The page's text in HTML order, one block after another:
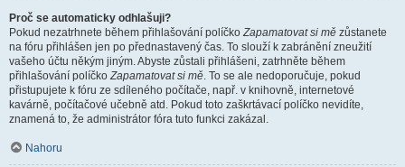
Proč se automaticky odhlašuji?
Pokud nezatrhnete během přihlašování políčkoZapamatovat si mě zůstanete
na fóru přihlášen jen po přednastavený čas. To slouží k zabránění zneužití
vašeho účtu někým jiným. Abyste zůstali přihlášeni, zatrhněte během
přihlašování políčkoZapamatovat si mě. To se ale nedoporučuje, pokud
přistupujete k fóru ze sdíleného počítače, např. v knihovně, internetové
kavárně, počítačové učebně atd. Pokud toto zaškrtávací políčko nevidíte,
znamená to, že administrátor fóra tuto funkci zakázal.
Nahoru